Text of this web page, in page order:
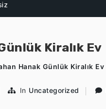
Kiralık Ev
Hanak Günlük Kiralık Ev
In Uncategorized